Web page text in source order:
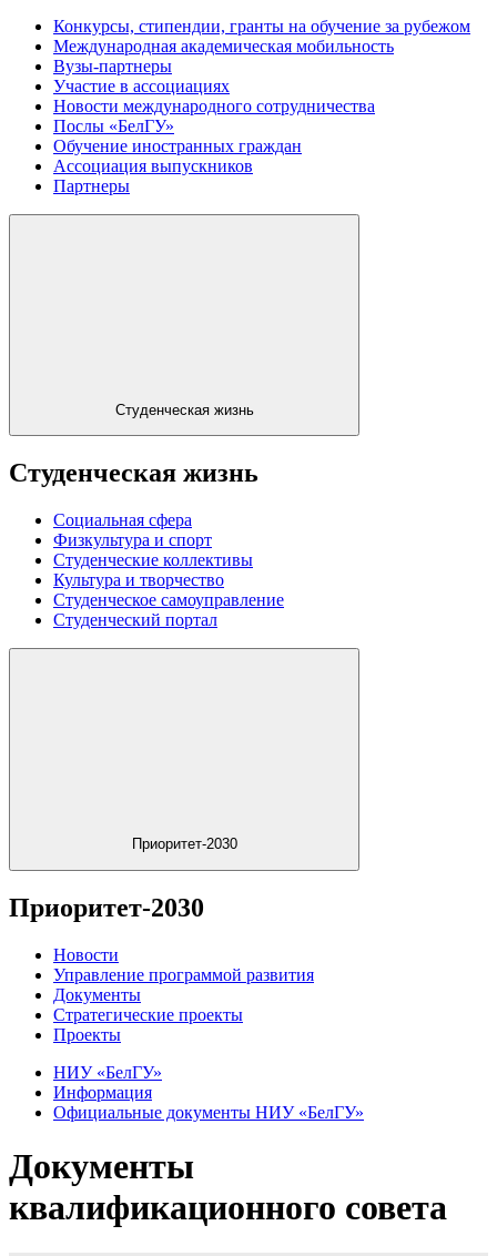
Конкурсы, стипендии, гранты на обучение за рубежом
Международная академическая мобильность
Вузы-партнеры
Участие в ассоциациях
Новости международного сотрудничества
Послы «БелГУ»
Обучение иностранных граждан
Ассоциация выпускников
Партнеры
Студенческая жизнь
Студенческая жизнь
Социальная сфера
Физкультура и спорт
Студенческие коллективы
Культура и творчество
Студенческое самоуправление
Студенческий портал
Приоритет-2030
Приоритет-2030
Новости
Управление программой развития
Документы
Стратегические проекты
Проекты
НИУ «БелГУ»
Информация
Официальные документы НИУ «БелГУ»
Документы
квалификационного совета